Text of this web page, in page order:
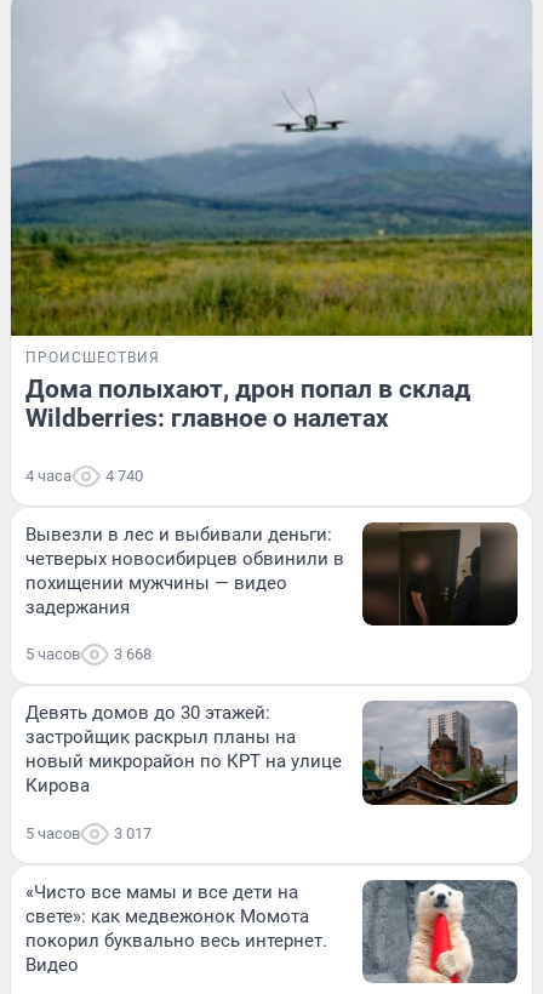
ПРОИСШЕСТВИЯ
Дома полыхают, дрон попал в склад
Wildberries: главное о налетах
4 часа 4 740
Вывезли в лес и выбивали деньги:
четверых новосибирцев обвинили в
похищении мужчины — видео
задержания
5 часов 3 668
Девять домов до 30 этажей:
застройщик раскрыл планы на
новый микрорайон по КРТ на улице
Кирова
5 часов 3 017
«Чисто все мамы и все дети на
свете»: как медвежонок Момота
покорил буквально весь интернет.
Видео